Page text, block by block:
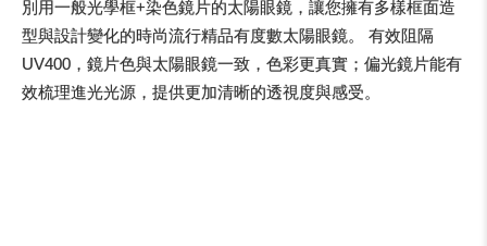
別用一般光學框+染色鏡片的太陽眼鏡，讓您擁有多樣框面造
型與設計變化的時尚流行精品有度數太陽眼鏡。 有效阻隔
UV400，鏡片色與太陽眼鏡一致，色彩更真實；偏光鏡片能有
效梳理進光光源，提供更加清晰的透視度與感受。